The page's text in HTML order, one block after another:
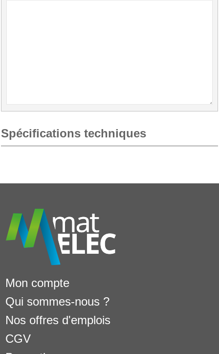
Spécifications techniques
Mon compte
Qui sommes-nous ?
Nos offres d'emplois
CGV